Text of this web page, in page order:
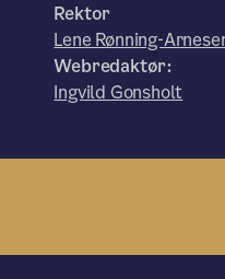
Rektor
Lene Rønning-
Webredaktør:
Ingvild Gonsholt